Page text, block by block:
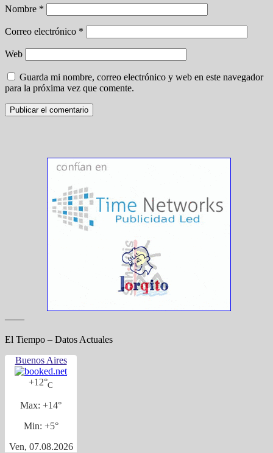
Nombre *
Correo electrónico *
Web
Guarda mi nombre, correo electrónico y web en este navegador
para la próxima vez que comente.
——
El Tiempo – Datos Actuales
Buenos Aires
+12°C
Max: +14°
Min: +5°
Ven, 07.08.2026